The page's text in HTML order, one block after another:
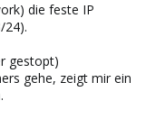
die feste IP
24).
gestopt)
gehe, zeigt mir ein